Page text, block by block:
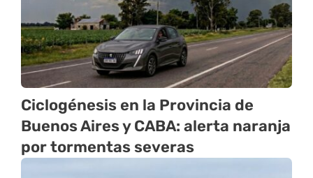
Ciclogénesis en la Provincia de
Buenos Aires y CABA: alerta naranja
por tormentas severas